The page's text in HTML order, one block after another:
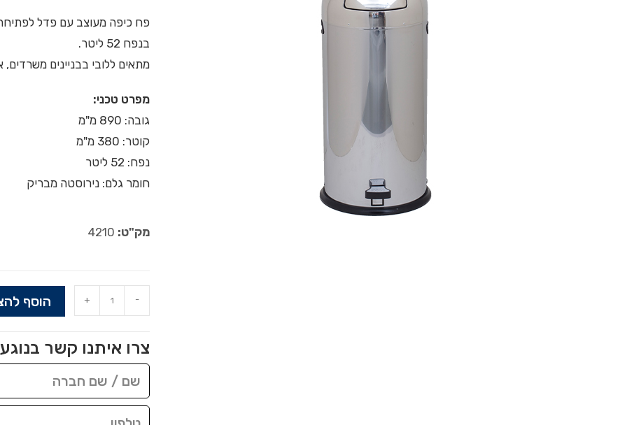
פח כיפה מעוצב עם פדל לפתיחה
בנפח 52 ליטר.
מתאים ללובי בבניינים משרדים,
מפרט טכני:
גובה: 890 מ"מ
קוטר: 380 מ"מ
נפח: 52 ליטר
חומר גלם: נירוסטה מבריק
מק"ט: 4210
-
+ הוסף
צרו איתנו קשר